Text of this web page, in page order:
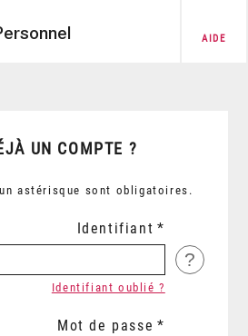
AIDE
UN COMPTE ?
astérisque sont obligatoires.
Identifiant
?
Identifiant oublié ?
Mot de passe